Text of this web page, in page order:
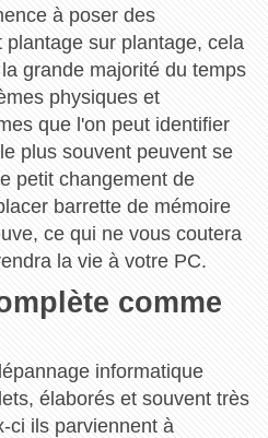
à poser des
sur plantage, cela
grande majorité du temps
physiques et
que l'on peut identifier
plus souvent peuvent se
petit changement de
barrette de mémoire
ce qui ne vous coutera
la vie à votre PC.
comme
informatique
élaborés et souvent très
ci ils parviennent à